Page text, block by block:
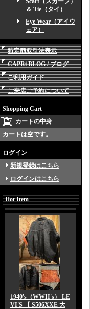
＆ Tie（タイ）
Eye Wear（アイウ
ェア）
特定商取引法表示
CAPRi BLOG / ブログ
ご利用ガイド
ご来店ご予約について
Shopping Cart
カートの中身
カートは空です。
ログイン
新規登録はこちら
ログインはこちら
Hot Item
1940's（WWII's） LE
VI'S 【 S506XXE 大